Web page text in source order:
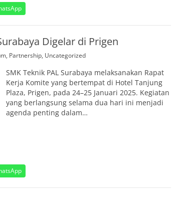
Digelar di Prigen
, Partnership, Uncategorized
SMK Teknik PAL Surabaya melaksanakan Rapat
Kerja Komite yang bertempat di Hotel Tanjung
Plaza, Prigen, pada 24–25 Januari 2025. Kegiatan
yang berlangsung selama dua hari ini menjadi
agenda penting dalam…